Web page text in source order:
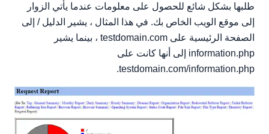
طلبها بشكل شائع للحصول على معلومات عندما يأتي الزوار
إلى موقع الويب الخاص بك. في هذا المثال ، يشير الدليل / إلى
الصفحة الرئيسية على testdomain.com ، بينما يشير
information.php إلى أنها كانت على
testdomain.com/information.php.